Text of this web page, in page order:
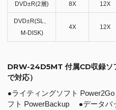
DVD±R(2層) 8X 12X
DVD±R(SL、
M-DISK)
4X 12X
DRW-24D5MT 付属CD収録
で対応）
●ライティングソフト
フト PowerBackup ●データバ